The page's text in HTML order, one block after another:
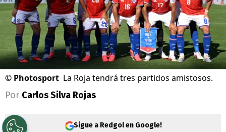
© Photosport La Roja tendrá tres partidos amistosos.
Por Carlos Silva Rojas
Sigue a Redgol en Google!